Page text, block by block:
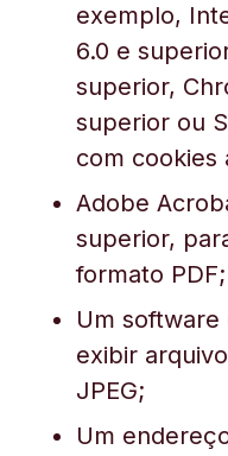
exemplo,
6.0 e
superior,
superior ou
com cookies
Adobe
superior,
formato PDF;
Um software
exibir
JPEG;
Um